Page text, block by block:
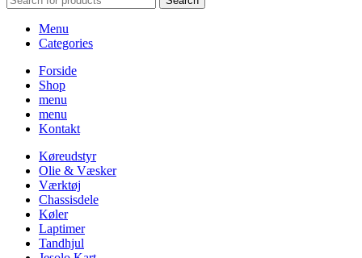
Menu
Categories
Forside
Shop
menu
menu
Kontakt
Køreudstyr
Olie & Væsker
Værktøj
Chassisdele
Køler
Laptimer
Tandhjul